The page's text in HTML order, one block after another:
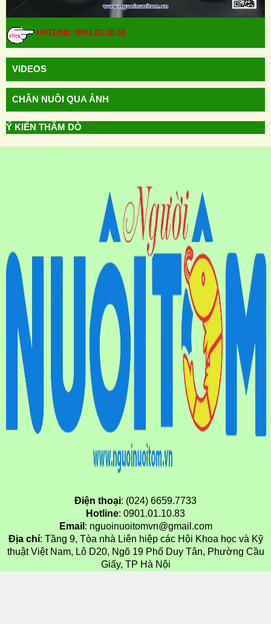
HOTLINE: 0901.01.10.83
VIDEOS
CHĂN NUÔI QUA ẢNH
Ý KIẾN THĂM DÒ
Điện thoại: (024) 6659.7733
Hotline: 0901.01.10.83
Email : nguoinuoitomvn@gmail.com
Địa chỉ: Tầng 9, Tòa nhà Liên hiệp các Hội Khoa học và Kỹ
thuật Việt Nam, Lô D20, Ngõ 19 Phố Duy Tân, Phường Cầu
Giấy, TP Hà Nội